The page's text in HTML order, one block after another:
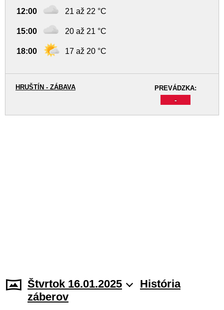
12:00 21 až 22 °C
15:00 20 až 21 °C
18:00 17 až 20 °C
PREVÁDZKA:
-
HRUŠTÍN - ZÁBAVA
Štvrtok 16.01.2025
História
záberov